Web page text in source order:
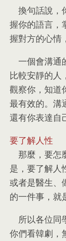
換句話說 ，
握你的語言 ，
握對方的心情 ，
一個會溝通
比較安靜的人 ，
觀察你 ， 知道
最有效的。 溝
還有你表達自
要了解人性
那麼 ， 要怎
是 ， 要了解人
或者是醫生、
的一件事 ， 就
所以各位同
你們看韓劇 ，